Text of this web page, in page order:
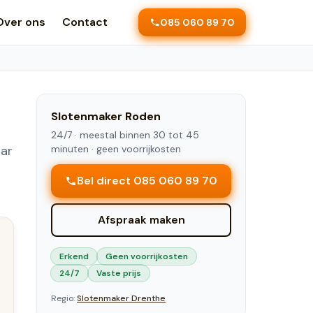
ons Contact 085 060 89 70
Slotenmaker Roden
24/7 · meestal binnen 30 tot 45
minuten · geen voorrijkosten
Bel direct 085 060 89 70
Afspraak maken
Erkend
Geen voorrijkosten
24/7
Vaste prijs
Regio:SlotenmakerDrenthe